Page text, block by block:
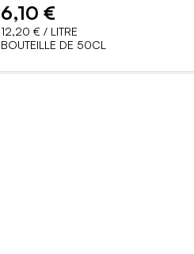
6,10 €
12,20 € / LITRE
BOUTEILLE DE 50CL